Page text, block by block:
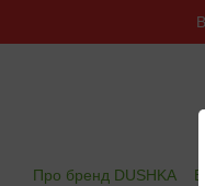
Про бренд DUSHKA